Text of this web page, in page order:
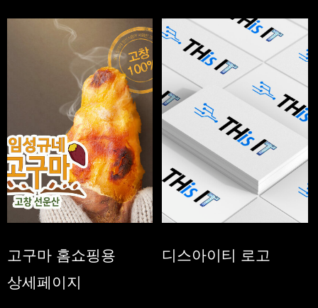
고구마 홈쇼핑용
상세페이지
디스아이티 로고